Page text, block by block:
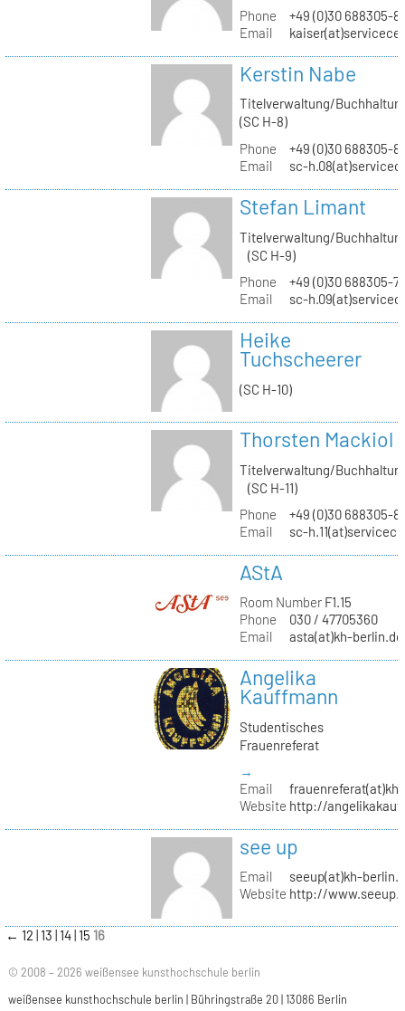
Phone
+49 (0)30 688305-
Email
Kerstin Nabe
Titelverwaltung/
(SC H-8)
Phone
+49 (0)30 688305-
Email
sc-
Stefan Limant
Titelverwaltung/
(SC H-9)
Phone
+49 (0)30 688305-
Email
sc-
Heike
Tuchscheerer
(SC H-10)
Thorsten Mackiol
Titelverwaltung/
(SC H-11)
Phone
+49 (0)30 688305-
Email
sc-
AStA
Room NumberF1.15
Phone
030 / 47705360
Email
asta(at)kh-berlin.de
Angelika
Kauffmann
Studentisches
Frauenreferat
→
Email
Website http://
see up
Email
seeup(at)kh-
Website http://
← 12 13 14 15 16
© 2008 – 2026 weißensee kunsthochschule berlin
weißensee kunsthochschule berlin | Bühringstraße 20 | 13086 Berlin